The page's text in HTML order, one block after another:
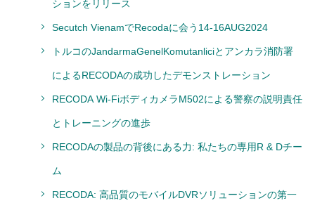
ションをリリース
Secutch VienamでRecodaに会う14-16AUG2024
トルコのJandarmaGenelKomutanliciとアンカラ消防署
によるRECODAの成功したデモンストレーション
RECODA Wi-FiボディカメラM502による警察の説明責任
とトレーニングの進歩
RECODAの製品の背後にある力: 私たちの専用R & Dチー
ム
RECODA: 高品質のモバイルDVRソリューションの第一